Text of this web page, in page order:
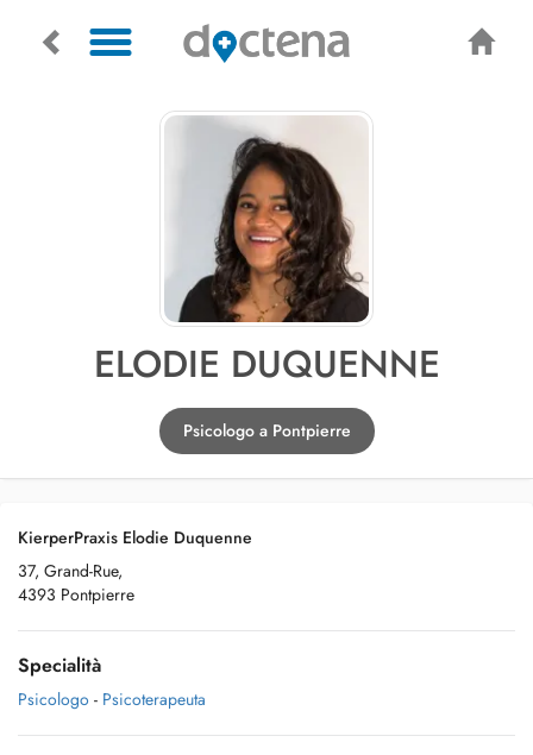
ELODIE DUQUENNE
Psicologo a Pontpierre
KierperPraxis Elodie Duquenne
37, Grand-Rue,
4393 Pontpierre
Specialità
Psicologo - Psicoterapeuta